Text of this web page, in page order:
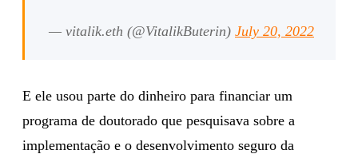
— vitalik.eth (@VitalikButerin) July 20, 2022
E ele usou parte do dinheiro para financiar um
programa de doutorado que pesquisava sobre a
implementação e o desenvolvimento seguro da